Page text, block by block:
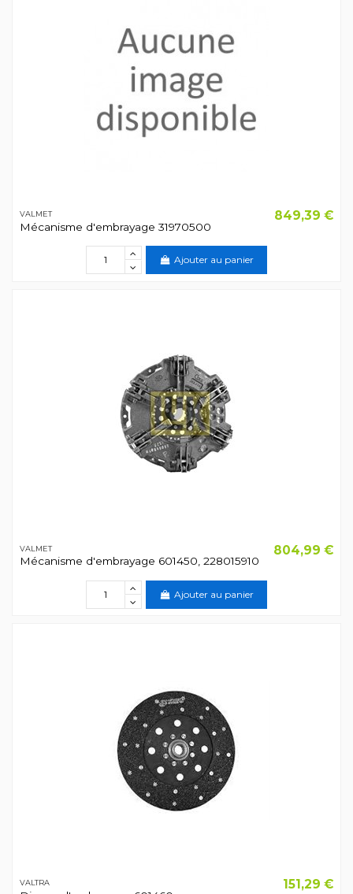
VALMET
Mécanisme d'embrayage 31970500
849,39 €
Ajouter au panier
VALMET
Mécanisme d'embrayage 601450, 228015910
804,99 €
Ajouter au panier
VALTRA 151,29 €